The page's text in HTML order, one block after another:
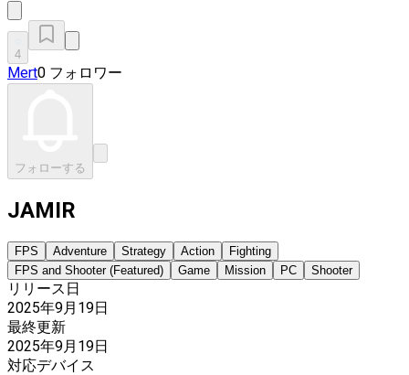
4
Mert0 フォロワー
フォローする
JAMIR
FPS Adventure Strategy Action
Fighting
FPS and Shooter (Featured)
Game Mission PC Shooter
リリース日
2025年9月19日
最終更新
2025年9月19日
対応デバイス